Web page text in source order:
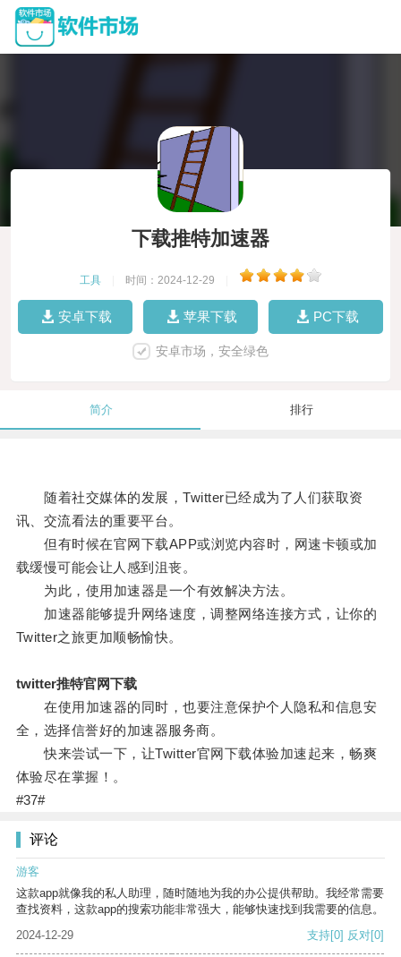
下载推特加速器
工具 时间：2024-12-29
安卓下载 苹果下载 PC下载
安卓市场，安全绿色
简介 排行
随着社交媒体的发展，Twitter已经成为了人们获取资
讯、交流看法的重要平台。
但有时候在官网下载APP或浏览内容时，网速卡顿或加
载缓慢可能会让人感到沮丧。
为此，使用加速器是一个有效解决方法。
加速器能够提升网络速度，调整网络连接方式，让你的
Twitter之旅更加顺畅愉快。
twitter推特官网下载
在使用加速器的同时，也要注意保护个人隐私和信息安
全，选择信誉好的加速器服务商。
快来尝试一下，让Twitter官网下载体验加速起来，畅爽
体验尽在掌握！。
#37#
评论
游客
这款app就像我的私人助理，随时随地为我的办公提供帮助。我经常需要
查找资料，这款app的搜索功能非常强大，能够快速找到我需要的信息。
2024-12-29
支持[0] 反对[0]